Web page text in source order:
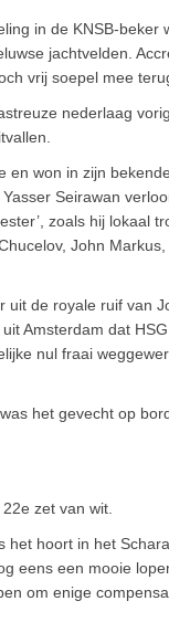
in de KNSB-
jachtvelden.
vrij soepel mee
nederlaag
won in zijn
Seirawan
zoals hij lokaal
John
de royale ruif van
Amsterdam dat
nul fraai
het gevecht op
22e zet van wit.
hoort in het
eens een mooie
om enige